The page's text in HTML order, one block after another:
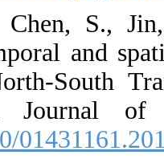
20. Mo, Y.,
(2019),"
along the
[DOI:10.1080/